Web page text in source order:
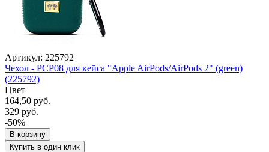
Артикул: 225792
Чехол - PCP08 для кейса "Apple AirPods/AirPods 2" (green)
(225792)
Цвет
164,50 руб.
329 руб.
-50%
В корзину
Купить в один клик